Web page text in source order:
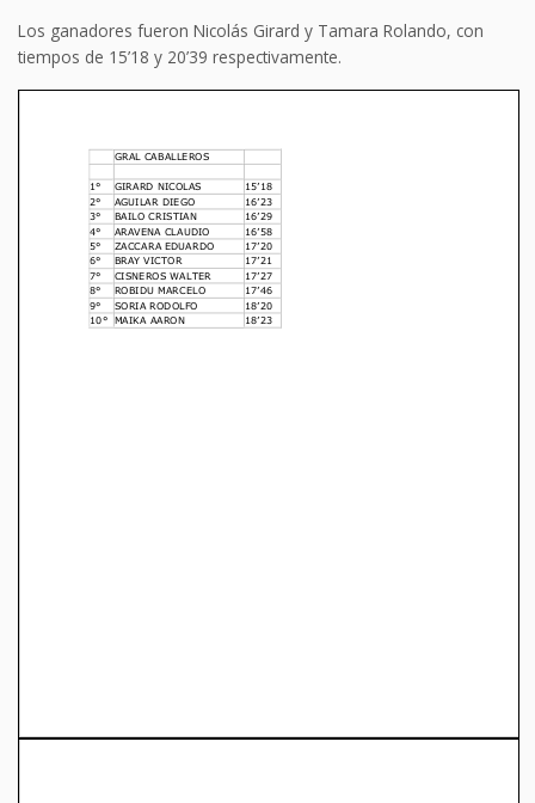
Los ganadores fueron Nicolás Girard y Tamara Rolando, con
tiempos de 15’18 y 20’39 respectivamente.